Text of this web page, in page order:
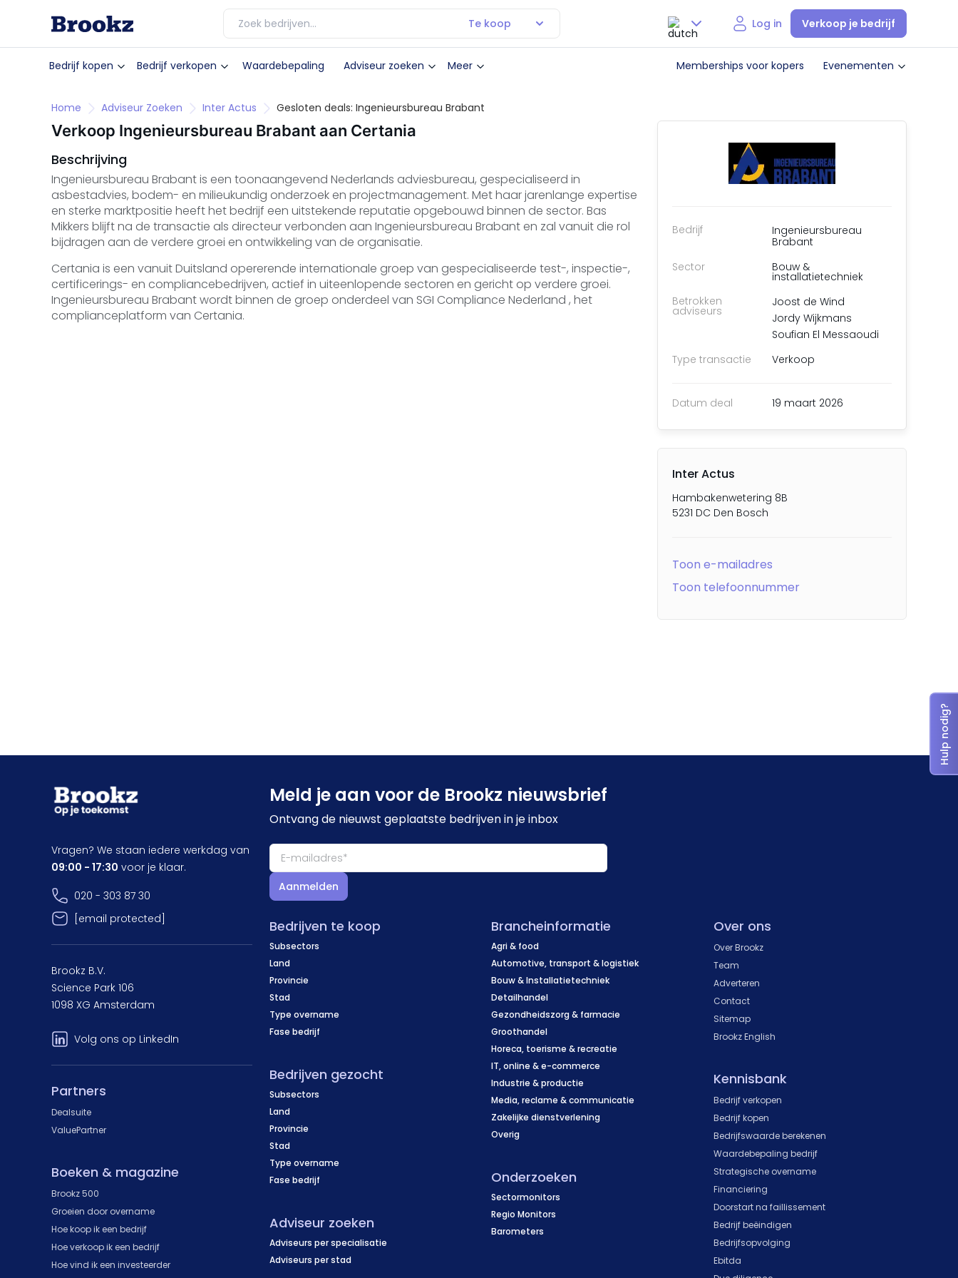
Te koop
Nederlands
Log in Verkoop je bedrijf
Bedrijf kopen Bedrijf verkopen Waardebepaling Adviseur zoeken Meer Memberships voor kopers Evenementen
Home Adviseur Zoeken Inter Actus Gesloten deals: Ingenieursbureau Brabant
Verkoop Ingenieursbureau Brabant aan Certania
Beschrijving
Ingenieursbureau Brabant is een toonaangevend Nederlands adviesbureau, gespecialiseerd in
asbestadvies, bodem- en milieukundig onderzoek en projectmanagement. Met haar jarenlange expertise
en sterke marktpositie heeft het bedrijf een uitstekende reputatie opgebouwd binnen de sector. Bas
Mikkers blijft na de transactie als directeur verbonden aan Ingenieursbureau Brabant en zal vanuit die rol
bijdragen aan de verdere groei en ontwikkeling van de organisatie.
Certania is een vanuit Duitsland opererende internationale groep van gespecialiseerde test-, inspectie-,
certificerings- en compliancebedrijven, actief in uiteenlopende sectoren en gericht op verdere groei.
Ingenieursbureau Brabant wordt binnen de groep onderdeel van SGI Compliance Nederland , het
complianceplatform van Certania.
Bedrijf
Ingenieursbureau
Brabant
Sector
Bouw &
installatietechniek
Betrokken
adviseurs
Joost de Wind
Jordy Wijkmans
Soufian El Messaoudi
Type transactie
Verkoop
Datum deal 19 maart 2026
Inter Actus
Hambakenwetering 8B
5231 DC Den Bosch
Toon e-mailadres
Toon telefoonnummer
Meld je aan voor de Brookz nieuwsbrief
Ontvang de nieuwst geplaatste bedrijven in je inbox
Aanmelden
Bedrijven te koop
Subsectors
Land
Provincie
Stad
Type overname
Fase bedrijf
Bedrijven gezocht
Subsectors
Land
Provincie
Stad
Type overname
Fase bedrijf
Adviseur zoeken
Adviseurs per specialisatie
Adviseurs per stad
Brancheinformatie
Agri & food
Automotive, transport & logistiek
Bouw & Installatietechniek
Detailhandel
Gezondheidszorg & farmacie
Groothandel
Horeca, toerisme & recreatie
IT, online & e-commerce
Industrie & productie
Media, reclame & communicatie
Zakelijke dienstverlening
Overig
Onderzoeken
Sectormonitors
Regio Monitors
Barometers
Over ons
Over Brookz
Team
Adverteren
Contact
Sitemap
Brookz English
Kennisbank
Bedrijf verkopen
Bedrijf kopen
Bedrijfswaarde berekenen
Waardebepaling bedrijf
Strategische overname
Financiering
Doorstart na faillissement
Bedrijf beëindigen
Bedrijfsopvolging
Ebitda
Vragen? We staan iedere werkdag van
09:00 - 17:30 voor je klaar.
020 - 303 87 30
[email protected]
Brookz B.V.
Science Park 106
1098 XG Amsterdam
Volg ons op LinkedIn
Partners
Dealsuite
ValuePartner
Boeken & magazine
Brookz 500
Groeien door overname
Hoe koop ik een bedrijf
Hoe verkoop ik een bedrijf
Hoe vind ik een investeerder
Hulp nodig?